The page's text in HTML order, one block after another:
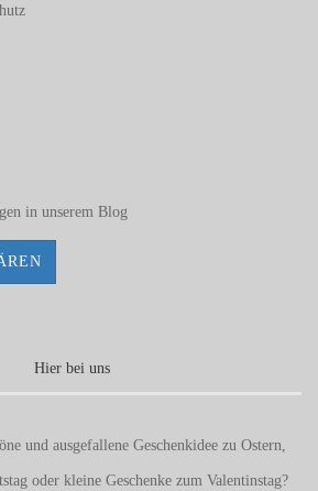
in unserem Blog
Hier bei uns
und ausgefallene Geschenkidee zu Ostern,
oder kleine Geschenke zum Valentinstag?